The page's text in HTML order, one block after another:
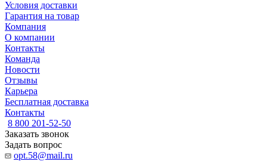
Условия доставки
Гарантия на товар
Компания
О компании
Контакты
Команда
Новости
Отзывы
Карьера
Бесплатная доставка
Контакты
8 800 201-52-50
Заказать звонок
Задать вопрос
opt.58@mail.ru